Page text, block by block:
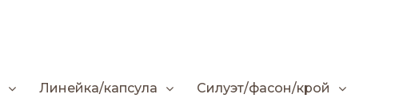
Линейка/капсула
Силуэт/фасон/крой